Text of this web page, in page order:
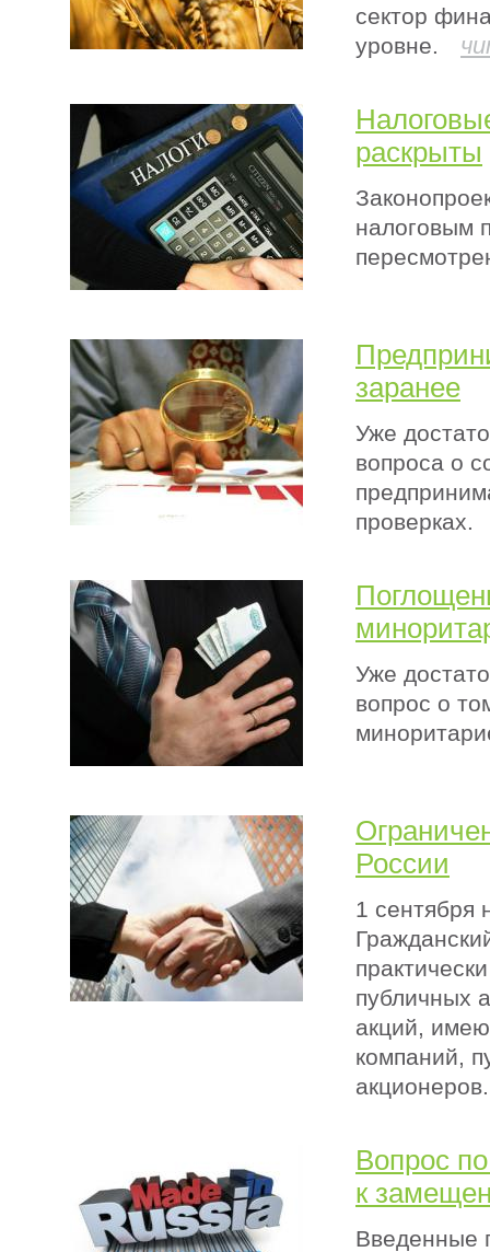
сектор
уровне.
раскрыты
налоговым
заранее
Уже
вопроса о
проверках.
Уже
вопрос о
России
1 сентября
публичных
акций,
компаний,
акционеров.
Вопрос
к
Введенные